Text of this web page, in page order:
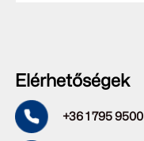
Elérhetőségek
+36 1 795 9500